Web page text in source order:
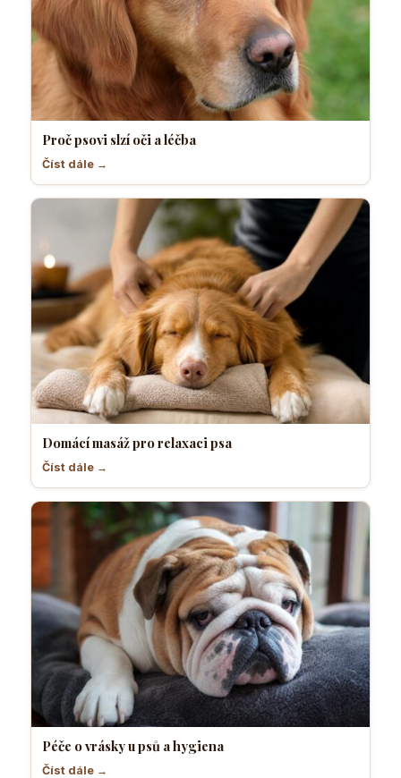
Proč psovi slzí oči a léčba
Číst dále →
Domácí masáž pro relaxaci psa
Číst dále →
Péče o vrásky u psů a hygiena
Číst dále →